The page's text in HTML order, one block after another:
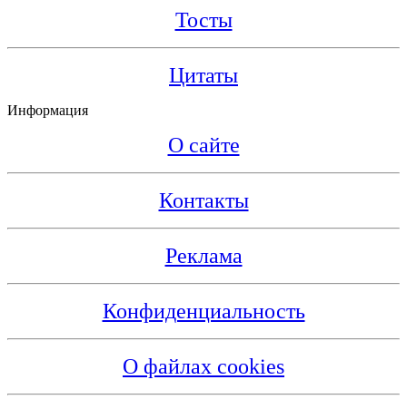
Тосты
Цитаты
Информация
О сайте
Контакты
Реклама
Конфиденциальность
О файлах cookies